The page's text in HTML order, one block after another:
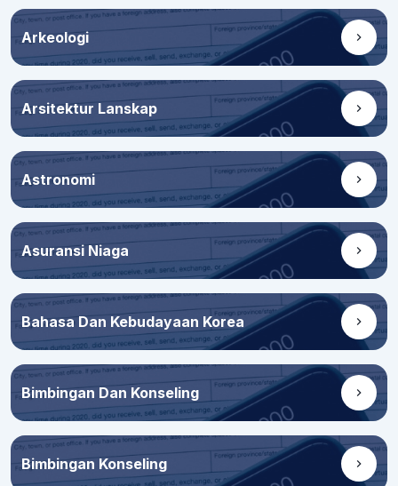
Arkeologi
Arsitektur Lanskap
Astronomi
Asuransi Niaga
Bahasa Dan Kebudayaan Korea
Bimbingan Dan Konseling
Bimbingan Konseling